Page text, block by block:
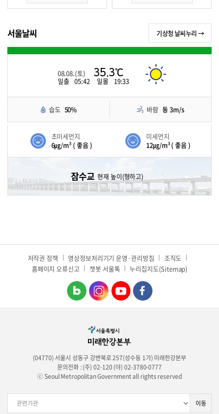
서울날씨 기상청 날씨누리 →
08.08.(토) 35.3℃
일출 05:42 일몰 19:33
습도 50% 바람 동 3m/s
초미세먼지
6㎍/m³ ( 좋음 )
미세먼지
12㎍/m³ ( 좋음 )
잠수교 현재 높이(형하고)
저작권 정책 영상정보처리기기 운영·관리방침
조직도
홈페이지 오류신고
챗봇 서울톡 누리집지도(Sitemap)
(04770) 서울시 성동구 강변북로 257(성수동 1가) 미래한강본부
문의전화 : (주) 02-120 (야) 02-3780-0777
ⓒ Seoul Metropolitan Government all rights reserved
이동